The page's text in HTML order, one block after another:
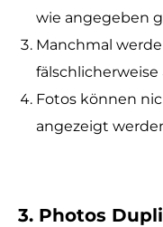
wie angegeben
Manchmal
Fotos können
angezeigt
3. Photos